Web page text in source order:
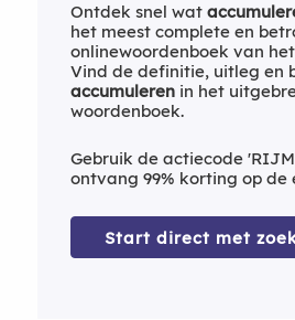
Ontdek snel wat
het meest complete en
onlinewoordenboek van
Vind de definitie, uitleg en
accumulerenin het
woordenboek.
Gebruik de actiecode
ontvang 99% korting op de
Start direct met